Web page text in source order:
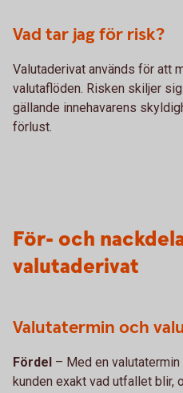
Vad tar jag för risk?
Valutaderivat används för att
valutaflöden. Risken skiljer
gällande innehavarens
förlust.
För- och
valutaderivat
Valutatermin och
Fördel – Med en
kunden exakt vad utfallet blir,